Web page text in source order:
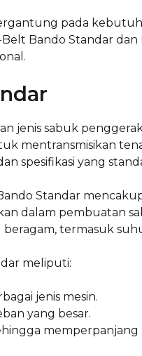
pada
Bando Standar
jenis sabuk
mentransmisikan
spesifikasi yang
Standar
dalam pembuatan
termasuk
meliputi:
jenis mesin.
yang besar.
memperpanjang